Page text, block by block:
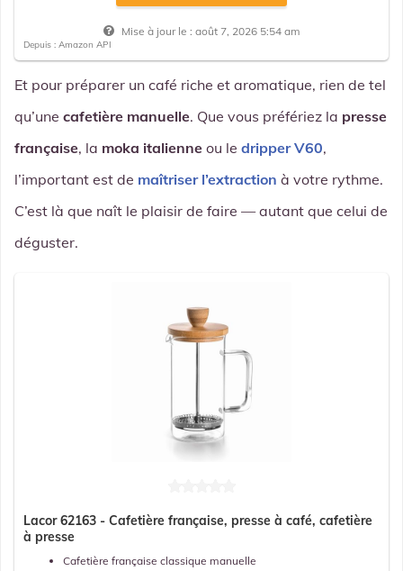
Mise à jour le : août 7, 2026 5:54 am
Depuis : Amazon API
Et pour préparer un café riche et aromatique, rien de tel
qu’une cafetière manuelle. Que vous préfériez la presse
française, la moka italienne ou le dripper V60,
l’important est de maîtriser l’extraction à votre rythme.
C’est là que naît le plaisir de faire — autant que celui de
déguster.
Lacor 62163 - Cafetière française, presse à café, cafetière
à presse
Cafetière française classique manuelle